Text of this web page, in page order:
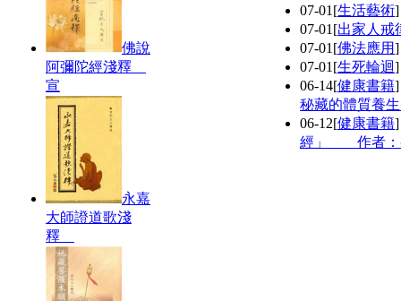
佛說
阿彌陀經淺釋
宣
永嘉
大師證道歌淺
釋
07-01 [生活藝術
07-01 [出家人戒
07-01 [佛法應用
07-01 [生死輪迴
06-14[健康書籍
秘藏的體質養
06-12[健康書籍
經」 作者：